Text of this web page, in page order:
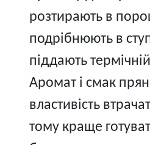
розтирають в
подрібнюють в
піддають
Аромат і смак
властивість
тому краще